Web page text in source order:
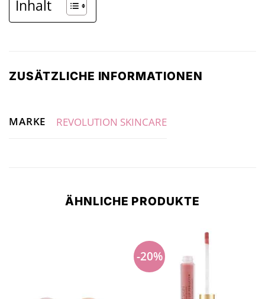
Inhalt
ZUSÄTZLICHE INFORMATIONEN
MARKE REVOLUTION SKINCARE
ÄHNLICHE PRODUKTE
-20%